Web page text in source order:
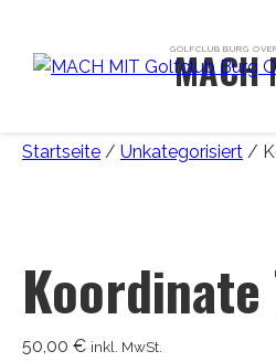
GOLFCLUB BURG
MACH
Startseite / Unkategorisiert /
Koordinate
50,00 € inkl. MwSt.